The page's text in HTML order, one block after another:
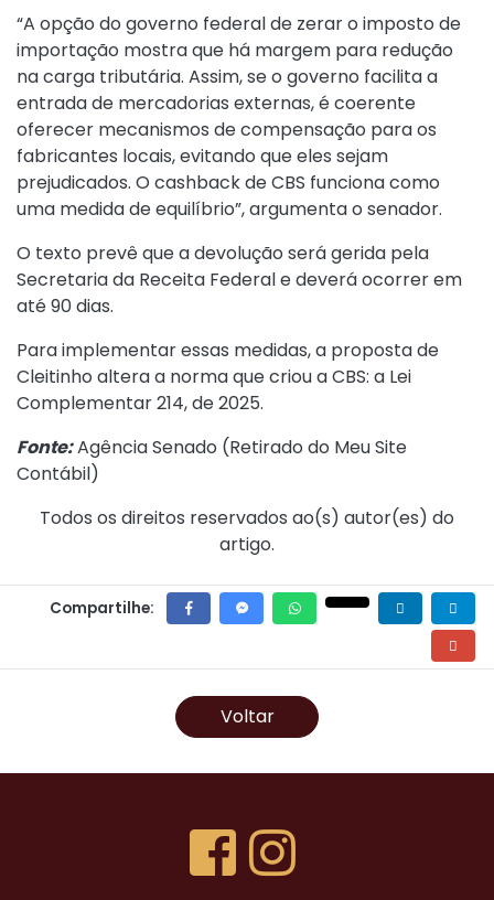
“A opção do governo federal de zerar o imposto de
importação mostra que há margem para redução
na carga tributária. Assim, se o governo facilita a
entrada de mercadorias externas, é coerente
oferecer mecanismos de compensação para os
fabricantes locais, evitando que eles sejam
prejudicados. O cashback de CBS funciona como
uma medida de equilíbrio”, argumenta o senador.
O texto prevê que a devolução será gerida pela
Secretaria da Receita Federal e deverá ocorrer em
até 90 dias.
Para implementar essas medidas, a proposta de
Cleitinho altera a norma que criou a CBS: a Lei
Complementar 214, de 2025.
Fonte:Agência Senado (Retirado do Meu Site
Contábil)
Todos os direitos reservados ao(s) autor(es) do
artigo.
Compartilhe:
Voltar